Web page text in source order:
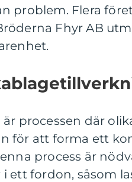
problem. Flera
Fhyr AB
processen där
för att forma ett
process är
ett fordon, såsom